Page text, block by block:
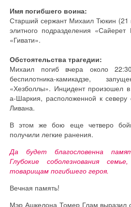
Имя погибшего воина:
Старший сержант Михаил Тюкин (21
элитного подразделения «Сайерет
«Гивати».
Обстоятельства трагедии:
Михаил погиб вчера около
беспилотника-камикадзе,
«Хезболлы». Инцидент произошел
а-Шаркия, расположенной к
Ливана.
​В этом же бою еще четверо
получили легкие ранения.
Да будет благословенна
Глубокие соболезнования
товарищам погибшего героя.
Вечная память!
Мэр Ашкелона Томер Глам выразил